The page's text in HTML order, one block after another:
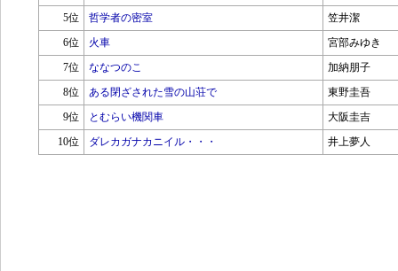
5位
哲学者の密室
笠井潔
6位
火車
宮部みゆき
7位
ななつのこ
加納朋子
8位
ある閉ざされた雪の山荘で
東野圭吾
9位
とむらい機関車
大阪圭吉
10位
ダレカガナカニイル・・・ 井上夢人